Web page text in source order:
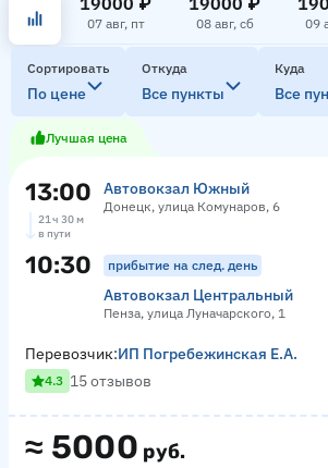
07 авг, пт 08 авг, сб 09
Сортировать
По цене
Откуда
Все пункты
Куда
Все
Лучшая цена
13:00 Автовокзал Южный
Донецк, улица Комунаров, 6
21 ч 30 м
в пути
10:30 прибытие на след. день
Автовокзал Центральный
Пенза, улица Луначарского, 1
≈ 5000 руб.
Перевозчик:ИП Погребежинская Е.А.
4.3 15 отзывов